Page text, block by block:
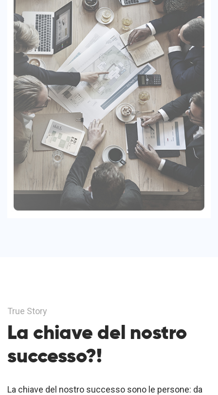
True Story
La chiave del nostro
successo?!
La chiave del nostro successo sono le persone: da